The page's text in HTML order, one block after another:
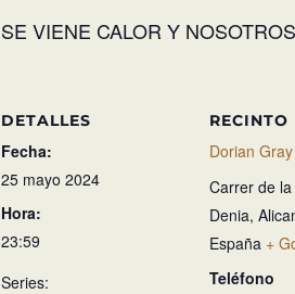
SE VIENE CALOR Y
DETALLES
Fecha:
25 mayo 2024
Hora:
23:59
Series:
RECINTO
Dorian
Carrer de
Denia,
España +
Teléfono